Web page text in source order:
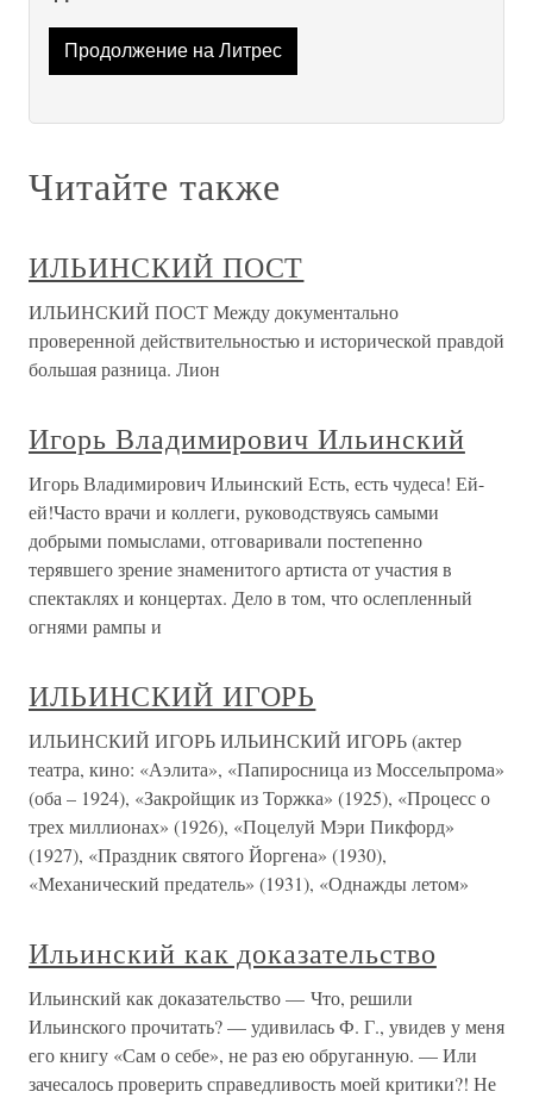
Продолжение на Литрес
Читайте также
ИЛЬИНСКИЙ ПОСТ
ИЛЬИНСКИЙ ПОСТ Между документально
проверенной действительностью и исторической правдой
большая разница. Лион
Игорь Владимирович Ильинский
Игорь Владимирович Ильинский Есть, есть чудеса! Ей-
ей!Часто врачи и коллеги, руководствуясь самыми
добрыми помыслами, отговаривали постепенно
терявшего зрение знаменитого артиста от участия в
спектаклях и концертах. Дело в том, что ослепленный
огнями рампы и
ИЛЬИНСКИЙ ИГОРЬ
ИЛЬИНСКИЙ ИГОРЬ ИЛЬИНСКИЙ ИГОРЬ (актер
театра, кино: «Аэлита», «Папиросница из Моссельпрома»
(оба – 1924), «Закройщик из Торжка» (1925), «Процесс о
трех миллионах» (1926), «Поцелуй Мэри Пикфорд»
(1927), «Праздник святого Йоргена» (1930),
«Механический предатель» (1931), «Однажды летом»
Ильинский как доказательство
Ильинский как доказательство — Что, решили
Ильинского прочитать? — удивилась Ф. Г., увидев у меня
его книгу «Сам о себе», не раз ею обруганную. — Или
зачесалось проверить справедливость моей критики?! Не